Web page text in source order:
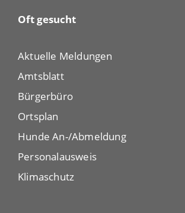
Oft gesucht
Aktuelle Meldungen
Amtsblatt
Bürgerbüro
Ortsplan
Hunde An-/Abmeldung
Personalausweis
Klimaschutz